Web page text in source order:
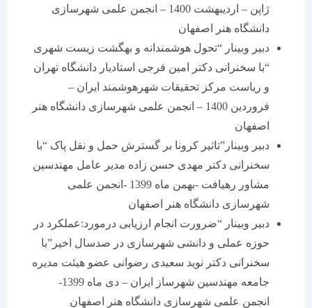
ژاپن – اردیبهشت 1400 – انجمن علمی شهرسازی
دانشگاه هنر اصفهان
دبیر وبینار “تحول هوشمندانه و بهگشت زیست شهری
“با سخنرانی دکتر امین فرجی استادیار دانشگاه تهران
و ریاست مرکز تحقیقات شهرهوشمند ایران –
فروردین 1400 – انجمن علمی شهرسازی دانشگاه هنر
اصفهان
دبیر وبینار”تاثیر کرونا بر گسترش حمل و نقل پاک “با
سخنرانی دکتر مهدی حسن زاده مدیر عامل مهندسین
مشاور رهیافت -بهمن ماه 1399 -انجمن علمی
شهرسازی دانشگاه هنر اصفهان
دبیر وبینار “ضرورت انجام ارزیابی درمورد:عملکرد در
حوزه عملی و دانشی شهرسازی در صدسال اخیر”با
سخنرانی دکتر نوید سعیدی رضوانی عضو هیئت مدیره
جامعه مهندسین شهرساز ایران – دی ماه 1399-
انجمن علمی شهرسازی دانشگاه هنر اصفهان